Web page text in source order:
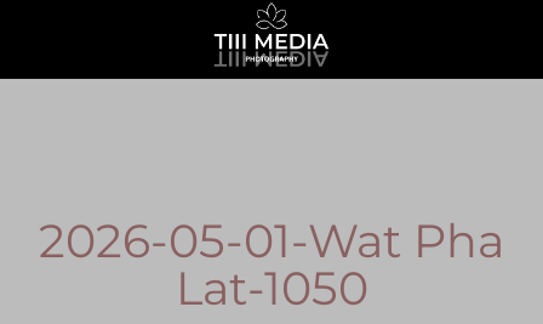
2026-05-01-Wat Pha
Lat-1050